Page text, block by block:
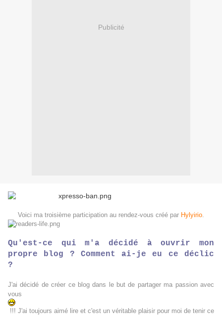
Publicité
Voici ma troisième participation au rendez-vous créé par Hylyirio.
Qu'est-ce qui m'a décidé à ouvrir mon
propre blog ? Comment ai-je eu ce déclic
?
J'ai décidé de créer ce blog dans le but de partager ma passion avec
vous
!!! J'ai toujours aimé lire et c'est un véritable plaisir pour moi de tenir ce